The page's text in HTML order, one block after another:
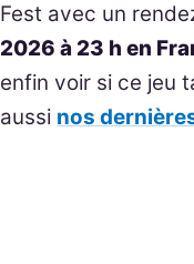
Fest avec un
2026 à 23 h en
enfin voir si ce jeu
aussi nos